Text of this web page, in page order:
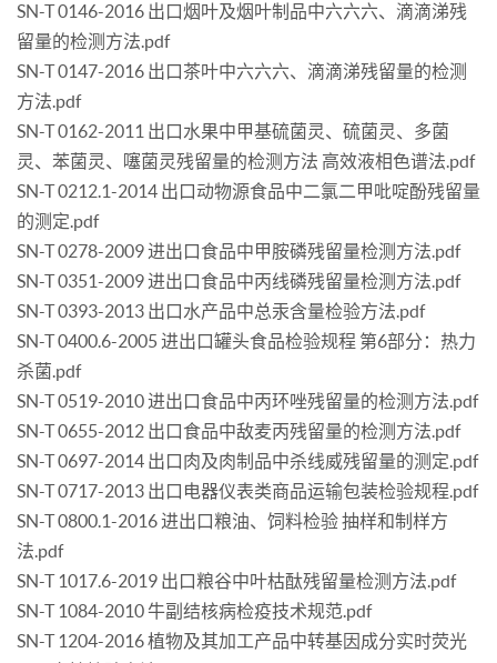
SN-T 0146-2016 出口烟叶及烟叶制品中六六六、滴滴涕残
留量的检测方法.pdf
SN-T 0147-2016 出口茶叶中六六六、滴滴涕残留量的检测
方法.pdf
SN-T 0162-2011 出口水果中甲基硫菌灵、硫菌灵、多菌
灵、苯菌灵、噻菌灵残留量的检测方法 高效液相色谱法.pdf
SN-T 0212.1-2014 出口动物源食品中二氯二甲吡啶酚残留量
的测定.pdf
SN-T 0278-2009 进出口食品中甲胺磷残留量检测方法.pdf
SN-T 0351-2009 进出口食品中丙线磷残留量检测方法.pdf
SN-T 0393-2013 出口水产品中总汞含量检验方法.pdf
SN-T 0400.6-2005 进出口罐头食品检验规程 第6部分：热力
杀菌.pdf
SN-T 0519-2010 进出口食品中丙环唑残留量的检测方法.pdf
SN-T 0655-2012 出口食品中敌麦丙残留量的检测方法.pdf
SN-T 0697-2014 出口肉及肉制品中杀线威残留量的测定.pdf
SN-T 0717-2013 出口电器仪表类商品运输包装检验规程.pdf
SN-T 0800.1-2016 进出口粮油、饲料检验 抽样和制样方
法.pdf
SN-T 1017.6-2019 出口粮谷中叶枯酞残留量检测方法.pdf
SN-T 1084-2010 牛副结核病检疫技术规范.pdf
SN-T 1204-2016 植物及其加工产品中转基因成分实时荧光